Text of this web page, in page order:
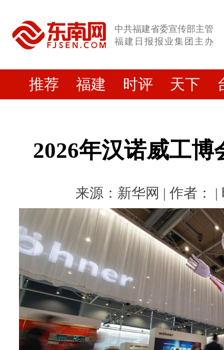
中共福建省委宣传部主管
福建日报报业集团主办
推荐 福建 时评 天下
2026年汉诺威工
来源：新华网 | 作者： |